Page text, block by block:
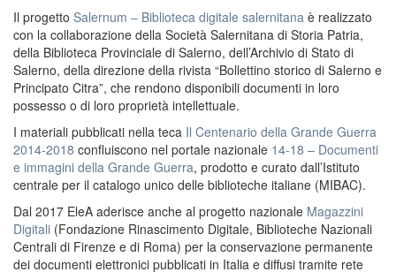
Il progetto Salernum – Biblioteca digitale salernitana è realizzato
con la collaborazione della Società Salernitana di Storia Patria,
della Biblioteca Provinciale di Salerno, dell’Archivio di Stato di
Salerno, della direzione della rivista “Bollettino storico di Salerno e
Principato Citra”, che rendono disponibili documenti in loro
possesso o di loro proprietà intellettuale.
I materiali pubblicati nella teca Il Centenario della Grande Guerra
2014-2018 confluiscono nel portale nazionale 14-18 – Documenti
e immagini della Grande Guerra, prodotto e curato dall’Istituto
centrale per il catalogo unico delle biblioteche italiane (MIBAC).
Dal 2017 EleA aderisce anche al progetto nazionale Magazzini
Digitali (Fondazione Rinascimento Digitale, Biblioteche Nazionali
Centrali di Firenze e di Roma) per la conservazione permanente
dei documenti elettronici pubblicati in Italia e diffusi tramite rete